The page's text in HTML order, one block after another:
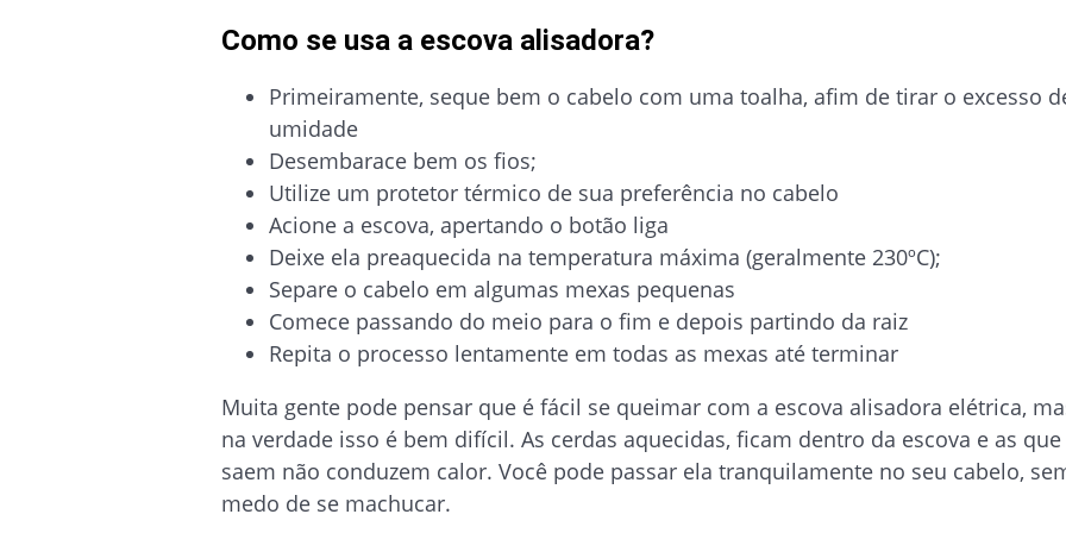
Como se usa a escova alisadora?
Primeiramente, seque bem o cabelo com uma toalha, afim de tirar o excesso
umidade
Desembarace bem os fios;
Utilize um protetor térmico de sua preferência no cabelo
Acione a escova, apertando o botão liga
Deixe ela preaquecida na temperatura máxima (geralmente 230ºC);
Separe o cabelo em algumas mexas pequenas
Comece passando do meio para o fim e depois partindo da raiz
Repita o processo lentamente em todas as mexas até terminar
Muita gente pode pensar que é fácil se queimar com a escova alisadora elétrica,
na verdade isso é bem difícil. As cerdas aquecidas, ficam dentro da escova e as que
saem não conduzem calor. Você pode passar ela tranquilamente no seu cabelo,
medo de se machucar.